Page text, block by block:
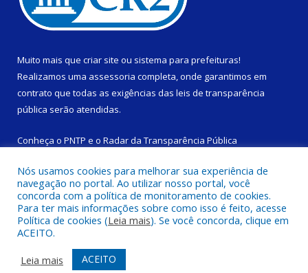
Muito mais que criar site ou sistema para prefeituras!
Realizamos uma assessoria completa, onde garantimos em
contrato que todas as exigências das leis de transparência
pública serão atendidas.
Conheça o PNTP e o Radar da Transparência Pública
Todos os direitos reservados a Câmara Municipal de São
Domingos do Capim.
Mapa do Site
Acessar Área Administrativa
Nós usamos cookies para melhorar sua experiência de
navegação no portal. Ao utilizar nosso portal, você
concorda com a política de monitoramento de cookies.
Para ter mais informações sobre como isso é feito, acesse
Política de cookies (Leia mais). Se você concorda, clique em
ACEITO.
Leia mais
ACEITO